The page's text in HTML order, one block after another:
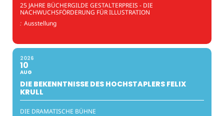
25 JAHRE BÜCHERGILDE GESTALTERPREIS - DIE
NACHWUCHSFÖRDERUNG FÜR ILLUSTRATION
: Ausstellung
2026
10
AUG
DIE BEKENNTNISSE DES HOCHSTAPLERS FELIX
KRULL
DIE DRAMATISCHE BÜHNE